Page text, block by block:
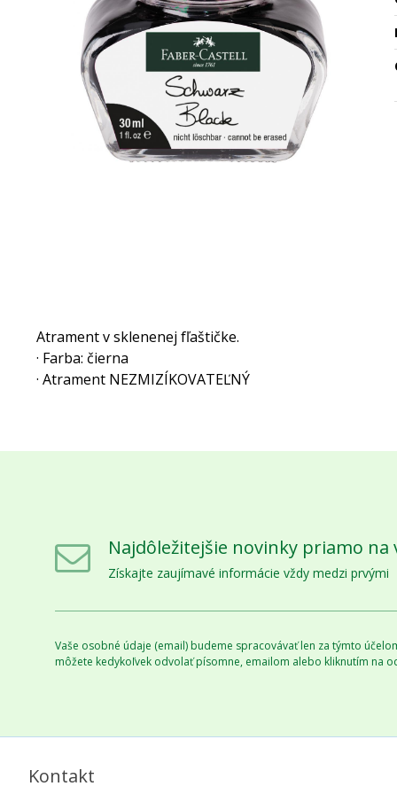
Atrament v sklenenej fľaštičke.
· Farba: čierna
· Atrament NEZMIZÍKOVATEĽNÝ
Najdôležitejšie novinky priamo na
Získajte zaujímavé informácie vždy medzi prvými
Vaše osobné údaje (email) budeme spracovávať len za týmto
môžete kedykoľvek odvolať písomne, emailom alebo kliknutím na
Kontakt